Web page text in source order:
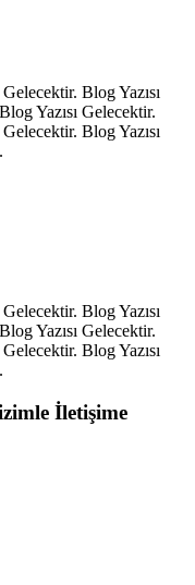
Blog Yazısı
Yazısı Gelecektir.
Blog Yazısı
Blog Yazısı
Yazısı Gelecektir.
Blog Yazısı
İletişime